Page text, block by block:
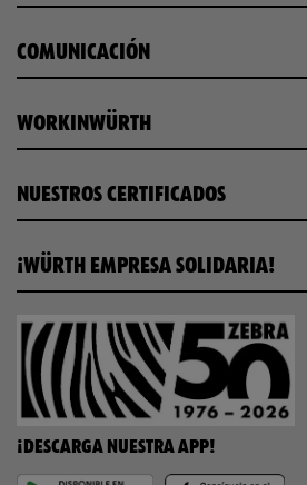
COMUNICACIÓN
WORKINWÜRTH
NUESTROS CERTIFICADOS
¡WÜRTH EMPRESA SOLIDARIA!
¡DESCARGA NUESTRA APP!